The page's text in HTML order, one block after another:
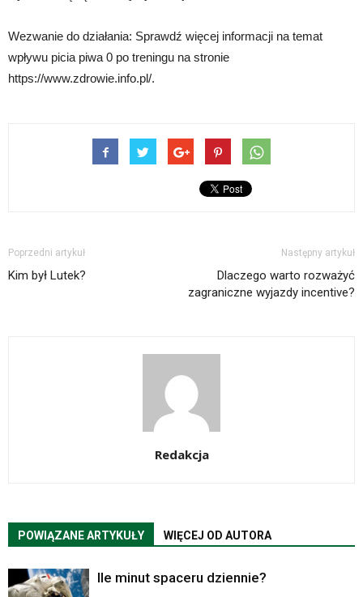
Wezwanie do działania: Sprawdź więcej informacji na temat
wpływu picia piwa 0 po treningu na stronie
https://www.zdrowie.info.pl/.
Poprzedni artykuł
Kim był Lutek?
Następny artykuł
Dlaczego warto rozważyć
zagraniczne wyjazdy incentive?
Redakcja
POWIĄZANE ARTYKUŁY WIĘCEJ OD AUTORA
Ile minut spaceru dziennie?